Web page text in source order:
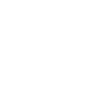
façade comportait de
retour. Le nouveau frigo est
inox, celle-ci est en
comme signalé dans le
pour recevoir la